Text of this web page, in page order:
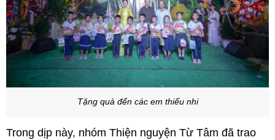
Tặng quà đến các em thiếu nhi
Trong dịp này, nhóm Thiện nguyện Từ Tâm đã trao